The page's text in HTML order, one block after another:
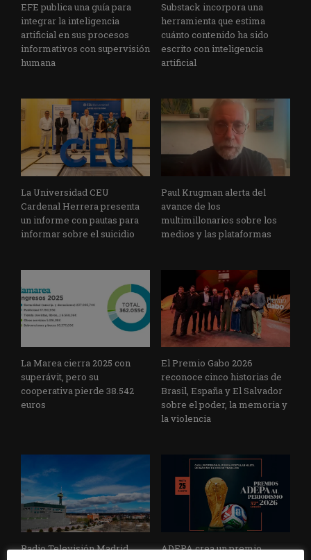
EFE publica una guía para
integrar la inteligencia
artificial en sus procesos
informativos con supervisión
humana
Substack incorpora una
herramienta que estima
cuánto contenido ha sido
escrito con inteligencia
artificial
La Universidad CEU
Cardenal Herrera presenta
un informe con pautas para
informar sobre el suicidio
Paul Krugman alerta del
avance de los
multimillonarios sobre los
medios y las plataformas
La Marea cierra 2025 con
superávit, pero su
cooperativa pierde 38.542
euros
El Premio Gabo 2026
reconoce cinco historias de
Brasil, España y El Salvador
sobre el poder, la memoria y
la violencia
Radio Televisión Madrid
ADEPA crea un premio